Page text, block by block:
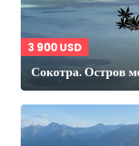
3 900 USD
Сокотра. Остров